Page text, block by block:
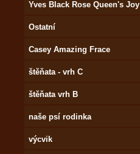
Yves Black Rose Queen's Joy
Ostatní
Casey Amazing Frace
štěňata - vrh C
štěňata vrh B
naše psí rodinka
výcvik